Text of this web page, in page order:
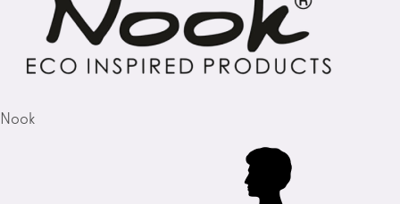
Nook